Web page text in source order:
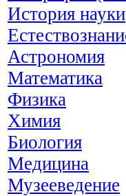
История науки
Астрономия
Математика
Физика
Химия
Биология
Медицина
Музееведение